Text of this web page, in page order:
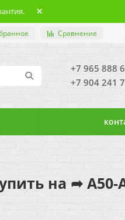
Сравнение
+7 965 888
+7 904 241
на ➦ А50-